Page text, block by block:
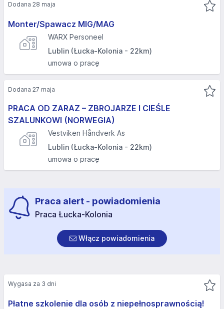
Monter/Spawacz MIG/MAG
WARX Personeel
Lublin (Łucka-Kolonia - 22km)
umowa o pracę
Dodana 28 maja
PRACA OD ZARAZ – ZBROJARZE I CIEŚLE
SZALUNKOWI (NORWEGIA)
Vestviken Håndverk As
Lublin (Łucka-Kolonia - 22km)
umowa o pracę
Dodana 27 maja
Praca alert - powiadomienia
Praca Łucka-Kolonia
Włącz powiadomienia
Płatne szkolenie dla osób z niepełnosprawnością!
Wygasa za 3 dni